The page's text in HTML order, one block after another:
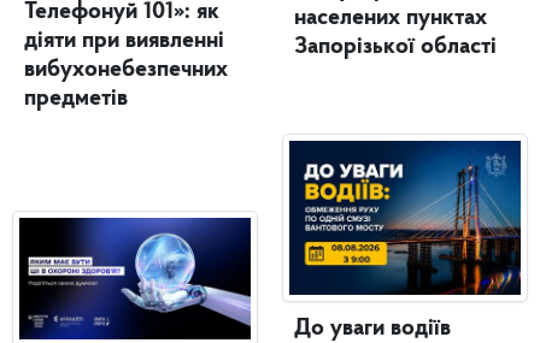
Телефонуй 101»: як
діяти при виявленні
вибухонебезпечних
предметів
населених пунктах
Запорізької області
До уваги водіїв